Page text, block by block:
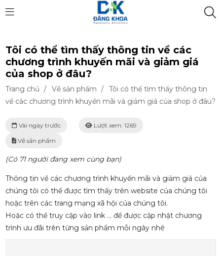
Tôi có thể tìm thấy thông tin về các
chương trình khuyến mãi và giảm giá
của shop ở đâu?
Trang chủ / Về sản phẩm /
Tôi có thể tìm thấy thông tin
về các chương trình khuyến mãi và giảm giá của shop ở đâu?
Vài ngày trước Lượt xem: 1269
Về sản phẩm
(Có 71 người đang xem cùng bạn)
Thông tin về các chương trình khuyến mãi và giảm giá của
chúng tôi có thể được tìm thấy trên website của chúng tôi
hoặc trên các trang mạng xã hội của chúng tôi.
Hoặc có thể truy cập vào link ... để được cập nhật chương
trình ưu đãi trên từng sản phẩm mỗi ngày nhé